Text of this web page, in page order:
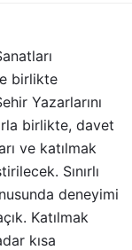
birlikte
Yazarlarını
birlikte, davet
ve katılmak
Sınırlı
deneyimi
Katılmak
kısa